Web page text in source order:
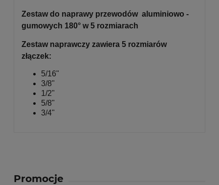
Zestaw do naprawy przewodów aluminiowo -
gumowych 180° w 5 rozmiarach
Zestaw naprawczy zawiera 5 rozmiarów
złączek:
5/16"
3/8"
1/2"
5/8"
3/4"
Promocje